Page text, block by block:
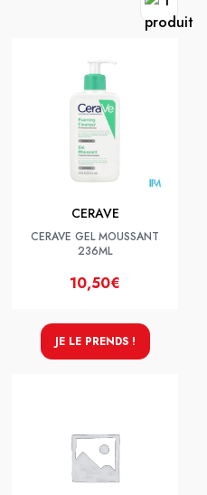
CERAVE
CERAVE GEL MOUSSANT
236ML
10,50€
JE LE PRENDS !